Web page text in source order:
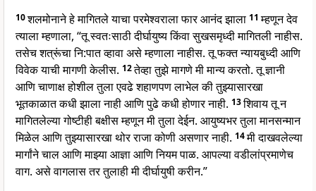
10शलमोनाने हे मागितले याचा परमेश्वराला फार आनंद झाला 11म्हणून देव
त्याला म्हणाला, “तू स्वतःसाठी दीर्घायुष्य किंवा सुखसमृध्दी मागितली नाहीस.
तसेच शत्रूंचा नि:पात व्हावा असे म्हणाला नाहीस. तू फक्त न्यायबुध्दी आणि
विवेक याची मागणी केलीस. 12तेव्हा तुझे मागणे मी मान्य करतो. तू ज्ञानी
आणि चाणाक्ष होशील तुला एवढे शहाणपण लाभेल की तुझ्यासारखा
भूतकाळात कधी झाला नाही आणि पुढे कधी होणार नाही. 13शिवाय तू न
मागितलेल्या गोष्टीही बक्षीस म्हणून मी तुला देईन. आयुष्यभर तुला मानसन्मान
मिळेल आणि तुझ्यासारखा थोर राजा कोणी असणार नाही. 14मी दाखवलेल्या
मार्गांने चाल आणि माझ्या आज्ञा आणि नियम पाळ. आपल्या वडीलांप्रमाणेच
वाग. असे वागलास तर तुलाही मी दीर्घायुषी करीन.”